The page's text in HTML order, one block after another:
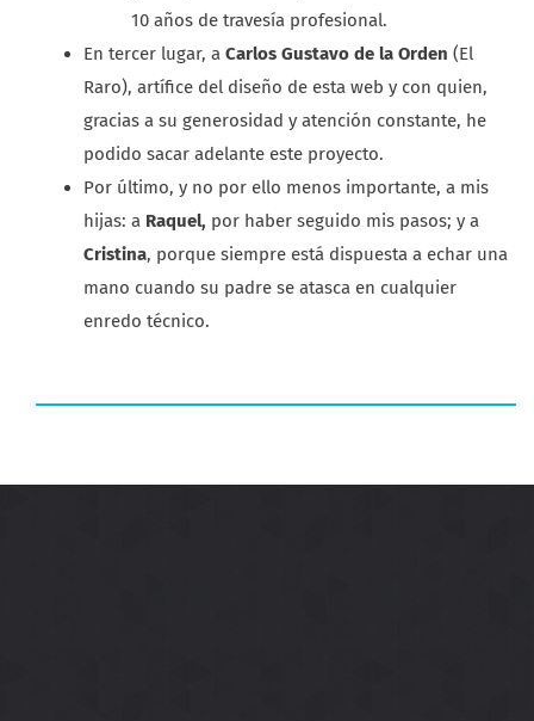
10 años de travesía profesional.
En tercer lugar, a Carlos Gustavo de la Orden (El
Raro), artífice del diseño de esta web y con quien,
gracias a su generosidad y atención constante, he
podido sacar adelante este proyecto.
Por último, y no por ello menos importante, a mis
hijas: a Raquel, por haber seguido mis pasos; y a
Cristina, porque siempre está dispuesta a echar una
mano cuando su padre se atasca en cualquier
enredo técnico.